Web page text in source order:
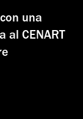
una
al CENART